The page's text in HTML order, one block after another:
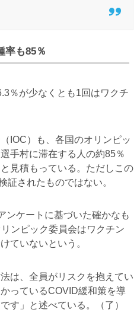
率も85％
％が少なくとも1回はワクチ
IOC）も、各国のオリンピッ
手村に滞在する人の約85％
見積もっている。ただしこの
証されたものではない。
ンケートに基づいた確かなも
ンピック委員会はワクチン
ていないという。
は、全員がリスクを抱えてい
っているCOVID緩和策を導
す」と述べている。（了）